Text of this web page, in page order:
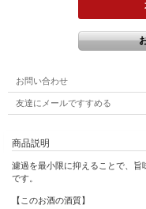
お問い合わせ
友達にメールですすめる
商品説明
濾過を最小限に抑えることで、
です。
【このお酒の酒質】